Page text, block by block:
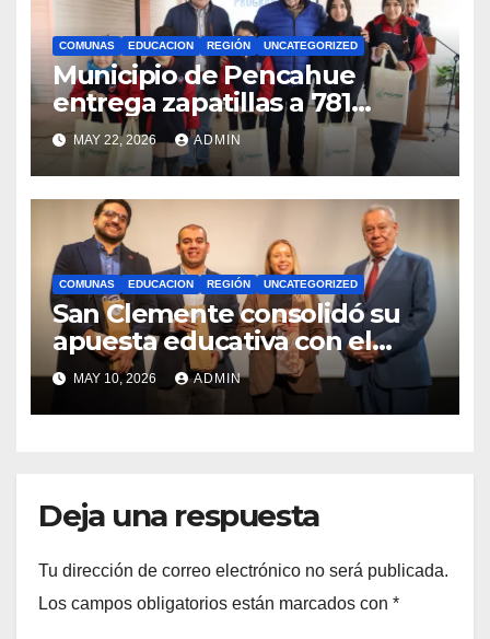
COMUNAS EDUCACION REGIÓN UNCATEGORIZED
Municipio de Pencahue
entrega zapatillas a 781
estudiantes con recursos del
Royalty Minero
MAY 22, 2026 ADMIN
COMUNAS EDUCACION REGIÓN UNCATEGORIZED
San Clemente consolidó su
apuesta educativa con el
lanzamiento del
Preuniversitario Brotes 2026
MAY 10, 2026 ADMIN
Deja una respuesta
Tu dirección de correo electrónico no será publicada.
Los campos obligatorios están marcados con *